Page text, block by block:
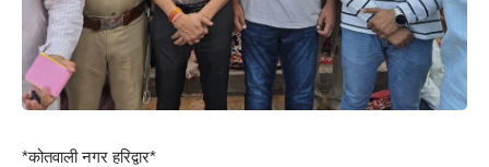
*कोतवाली नगर हरिद्वार*